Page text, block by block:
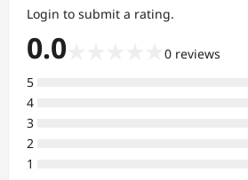
Login to submit a rating.
0.0 0 reviews
5
4
3
2
1